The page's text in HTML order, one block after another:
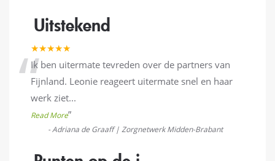
Uitstekend
★★★★★
“Ik ben uitermate tevreden over de partners van
Fijnland. Leonie reageert uitermate snel en haar
werk ziet...
Read More”
-Adriana de Graaff | Zorgnetwerk Midden-Brabant